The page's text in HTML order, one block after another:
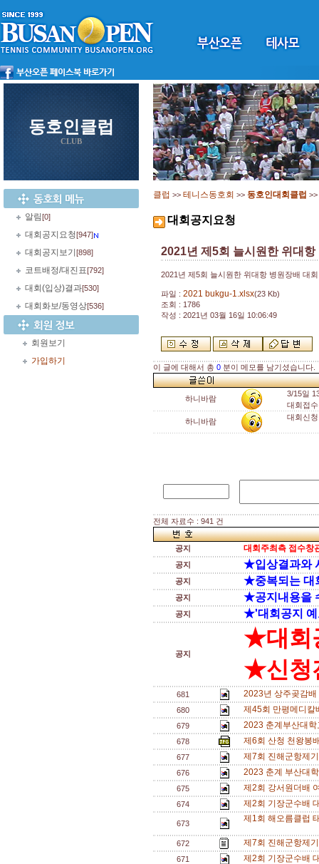
동호인클럽
CLUB
알림[0]
대회공지요청[947]
대회공지보기 [898]
코트배정/대진표[792]
대회(입상)결과[530]
대회화보/동영상[536]
회원보기
가입하기
클럽 >> 테니스동호회 >> 동호인대회클럽 >>
대회공지요청
2021년 제5회 늘시원한 위대
2021년 제5회 늘시원한 위대항 병원장배 대
파일 : 2021 bukgu-1.xlsx(23 Kb)
조회 : 1786
작성 : 2021년 03월 16일 10:06:49
이 글에 대해서 총 0 분이 메모를 남기셨습니다.
하니바람
3/15일
대회접
하니바람
대회신
전체 자료수 : 941 건
공지 대회주최측 접수창
공지 ★입상결과와
공지 ★중복되는 대
공지 ★공지내용을
공지 ★'대회공지 예
공지
★대회
★신청
681 2023년 상주곶감
680 제45회 만평메디
679 2023 춘계부산대
678 제6회 산청 천왕봉
677 제7회 진해군항제
676 2023 춘계 부산대
675 제2회 강서원더배
674 제2회 기장군수배
673 제1회 해오름클럽
672 제7회 진해군항제
671 제2회 기장군수배